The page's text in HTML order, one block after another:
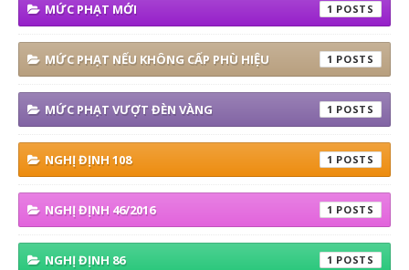
MỨC PHẠT MỚI 1
MỨC PHẠT NẾU KHÔNG CẤP PHÙ HIỆU 1
MỨC PHẠT VƯỢT ĐÈN VÀNG 1
NGHỊ ĐỊNH 108 1
NGHỊ ĐỊNH 46/2016 1
NGHỊ ĐỊNH 86 1